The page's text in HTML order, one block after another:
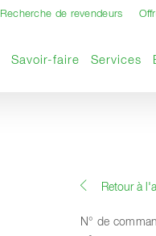
Recherche de revendeurs
Savoir-faire Services
Retour à
N° de